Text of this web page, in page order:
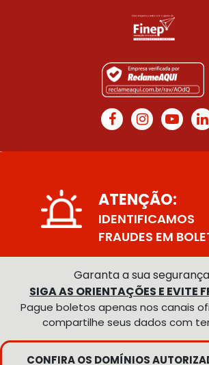
ATENÇÃO:
IDENTIFICAMOS
FRAUDES EM
Garanta a sua
SIGA AS ORIENTAÇÕES E EVITE
Pague boletos apenas nos canais
compartilhe seus dados com
CONFIRA OS DOMÍNIOS